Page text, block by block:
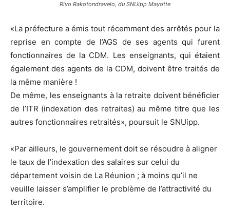
Rivo Rakotondravelo, du SNUipp Mayotte
«La préfecture a émis tout récemment des arrêtés pour la
reprise en compte de l’AGS de ses agents qui furent
fonctionnaires de la CDM. Les enseignants, qui étaient
également des agents de la CDM, doivent être traités de
la même manière !
De même, les enseignants à la retraite doivent bénéficier
de l’ITR (indexation des retraites) au même titre que les
autres fonctionnaires retraités», poursuit le SNUipp.
«Par ailleurs, le gouvernement doit se résoudre à aligner
le taux de l’indexation des salaires sur celui du
département voisin de La Réunion ; à moins qu’il ne
veuille laisser s’amplifier le problème de l’attractivité du
territoire.